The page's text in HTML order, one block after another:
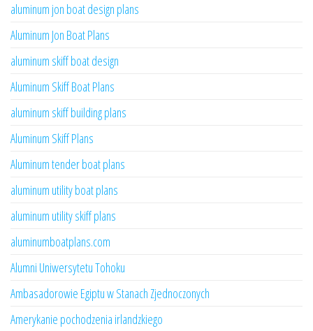
aluminum jon boat design plans
Aluminum Jon Boat Plans
aluminum skiff boat design
Aluminum Skiff Boat Plans
aluminum skiff building plans
Aluminum Skiff Plans
Aluminum tender boat plans
aluminum utility boat plans
aluminum utility skiff plans
aluminumboatplans.com
Alumni Uniwersytetu Tohoku
Ambasadorowie Egiptu w Stanach Zjednoczonych
Amerykanie pochodzenia irlandzkiego